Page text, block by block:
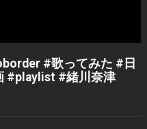
#歌ってみた #日
#playlist #緒川奈津